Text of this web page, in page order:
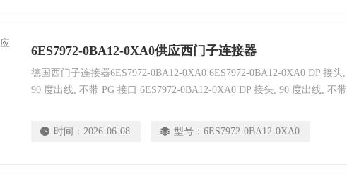
6ES7972-0BA12-0XA0供应西门子连接器
德国西门子连接器6ES7972-0BA12-0XA0 6ES7972-0BA12-0XA0 DP 接头,
90 度出线, 不带 PG 接口 6ES7972-0BA12-0XA0 DP 接头, 90 度出线, 不带
时间： 2026-06-08 型号： 6ES7972-0BA12-0XA0